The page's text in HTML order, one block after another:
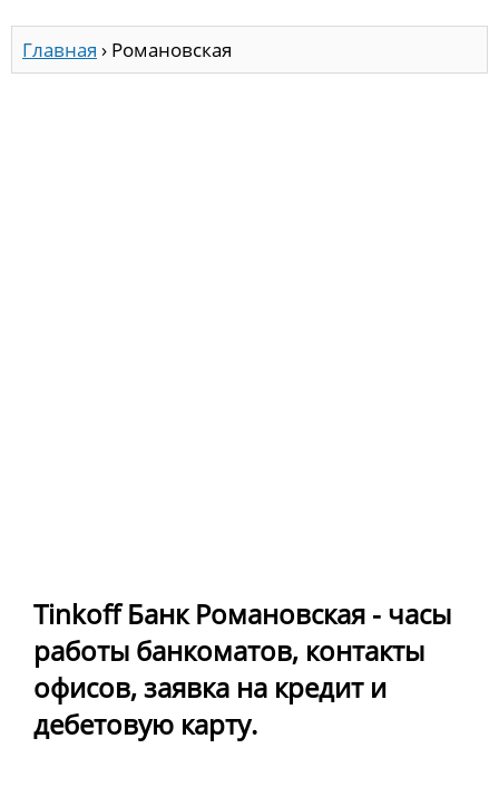
Главная › Романовская
Tinkoff Банк Романовская - часы
работы банкоматов, контакты
офисов, заявка на кредит и
дебетовую карту.